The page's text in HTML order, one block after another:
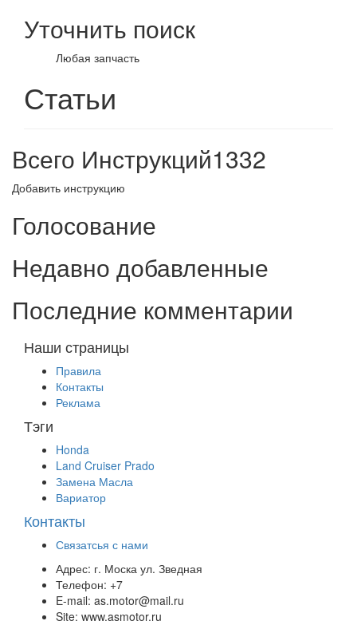
Уточнить поиск
Любая запчасть
Статьи
Всего Инструкций1332
Добавить инструкцию
Голосование
Недавно добавленные
Последние комментарии
Наши страницы
Правила
Контакты
Реклама
Тэги
Honda
Land Cruiser Prado
Замена Масла
Вариатор
Контакты
Связатсья с нами
Адрес: г. Моска ул. Зведная
Телефон: +7
E-mail: as.motor@mail.ru
Site: www.asmotor.ru